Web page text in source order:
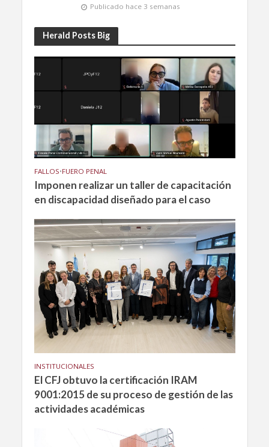
Publicado hace 3 semanas
Herald Posts Big
FALLOS•FUERO PENAL
Imponen realizar un taller de capacitación
en discapacidad diseñado para el caso
INSTITUCIONALES
El CFJ obtuvo la certificación IRAM
9001:2015 de su proceso de gestión de las
actividades académicas